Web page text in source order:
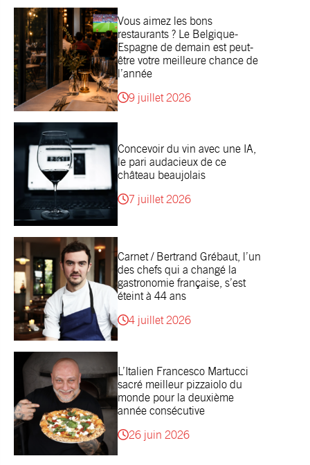
Vous aimez les bons
restaurants ? Le Belgique-
Espagne de demain est peut-
être votre meilleure chance de
l’année
9 juillet 2026
Concevoir du vin avec une IA,
le pari audacieux de ce
château beaujolais
7 juillet 2026
Carnet / Bertrand Grébaut, l’un
des chefs qui a changé la
gastronomie française, s’est
éteint à 44 ans
4 juillet 2026
L’Italien Francesco Martucci
sacré meilleur pizzaiolo du
monde pour la deuxième
année consécutive
26 juin 2026